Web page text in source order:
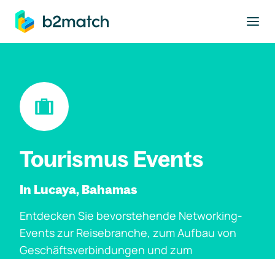
springen
Tourismus Events
In Lucaya, Bahamas
Entdecken Sie bevorstehende Networking-
Events zur Reisebranche, zum Aufbau von
Geschäftsverbindungen und zum